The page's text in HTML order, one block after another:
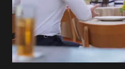
muito madura para a idade,
empática. Detesta injustiças e é
teimosa e muito persistente
Durante um exame ginecológico,